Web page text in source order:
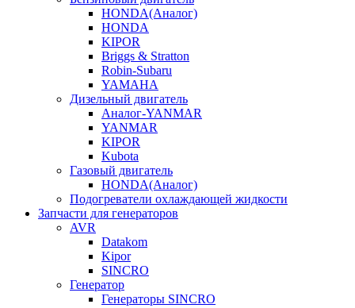
HONDA(Aналог)
HONDA
KIPOR
Briggs & Stratton
Robin-Subaru
YAMAHA
Дизельный двигатель
Аналог-YANMAR
YANMAR
KIPOR
Kubota
Газовый двигатель
HONDA(Aналог)
Подогреватели охлаждающей жидкости
Запчасти для генераторов
AVR
Datakom
Kipor
SINCRO
Генератор
Генераторы SINCRO